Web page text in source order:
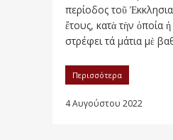
περίοδος τοῦ
ἔτους, κατὰ τὴν ὁποία
στρέφει τά μάτια μὲ
Περισσότερα
4 Αυγούστου 2022